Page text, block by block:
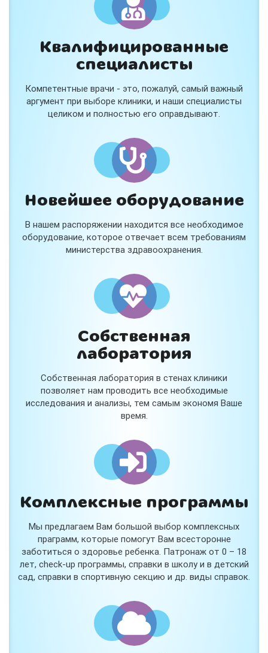
Квалифицированные
специалисты
Компетентные врачи - это, пожалуй, самый важный
аргумент при выборе клиники, и наши специалисты
целиком и полностью его оправдывают.
Новейшее оборудование
В нашем распоряжении находится все необходимое
оборудование, которое отвечает всем требованиям
министерства здравоохранения.
Собственная
лаборатория
Собственная лаборатория в стенах клиники
позволяет нам проводить все необходимые
исследования и анализы, тем самым экономя Ваше
время.
Комплексные программы
Мы предлагаем Вам большой выбор комплексных
праграмм, которые помогут Вам всесторонне
заботиться о здоровье ребенка. Патронаж от 0 – 18
лет, check-up программы, справки в школу и в детский
сад, справки в спортивную секцию и др. виды справок.
Консультация ортопеда +
тейпирование за 1 приём
Вас или вашего ребёнка беспокоят:
- боли в спине, шее, коленях или ногах?
- дискомфорт после спорта и нагрузок?
В «Медлэнд» принимает известный ортопед-
травматолог Шехмаметьев Али Зарефуллович
В прием входит:
✔️ Осмотр и консультация врача
✔️ Рекомендации по вашей ситуации
✔️Тейпирование
спортсменам и беременным женщинам.
Специальная цена — 3000 ₽.
и расскажем подробнее!
Нет, спасибо
Я согласен на обработкуперсональных данных
Работает наСтримвуд